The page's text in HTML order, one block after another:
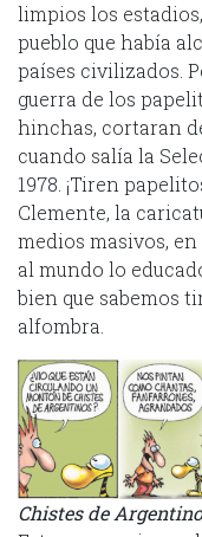
limpios los
pueblo que había
países civilizados.
guerra de los
hinchas, cortaran
cuando salía la
1978. ¡Tiren
Clemente, la
medios masivos,
al mundo lo
bien que sabemos
alfombra.
Chistes de